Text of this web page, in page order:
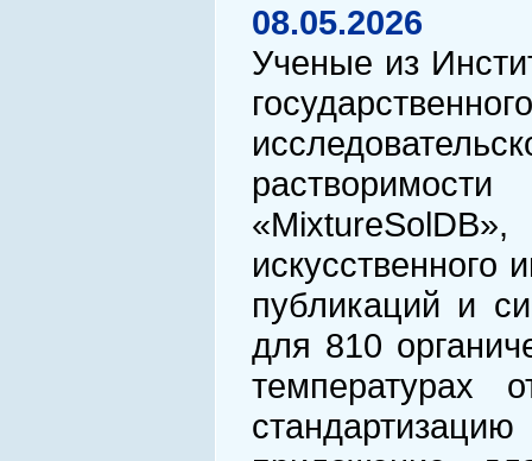
08.05.2026
Ученые из
публикаций и
для 810